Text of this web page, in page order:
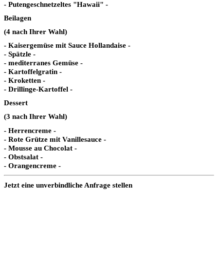
- Putengeschnetzeltes "Hawaii" -
Beilagen
(4 nach Ihrer Wahl)
- Kaisergemüse mit Sauce Hollandaise -
- Spätzle -
- mediterranes Gemüse -
- Kartoffelgratin -
- Kroketten -
- Drillinge-Kartoffel -
Dessert
(3 nach Ihrer Wahl)
- Herrencreme -
- Rote Grütze mit Vanillesauce -
- Mousse au Chocolat -
- Obstsalat -
- Orangencreme -
Jetzt eine unverbindliche Anfrage stellen